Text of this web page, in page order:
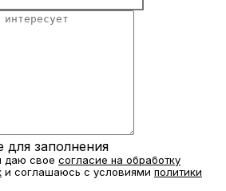
для заполнения
даю свое согласие на обработку
и соглашаюсь с условиями политики